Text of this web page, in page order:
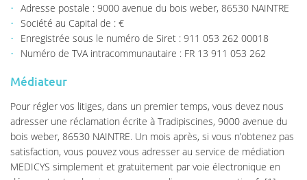
Adresse postale : 9000 avenue du bois weber, 86530 NAINTRE
Société au Capital de : €
Enregistrée sous le numéro de Siret : 911 053 262 00018
Numéro de TVA intracommunautaire : FR 13 911 053 262
Médiateur
Pour régler vos litiges, dans un premier temps, vous devez nous
adresser une réclamation écrite à Tradipiscines, 9000 avenue du
bois weber, 86530 NAINTRE. Un mois après, si vous n’obtenez pas
satisfaction, vous pouvez vous adresser au service de médiation
MEDICYS simplement et gratuitement par voie électronique en